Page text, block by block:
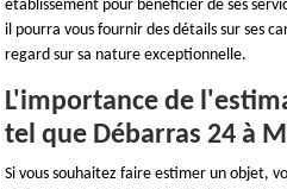
établissement pour bénéficier de ses
il pourra vous fournir des détails sur ses
regard sur sa nature exceptionnelle.
L'importance de
tel que Débarras 24 à
Si vous souhaitez faire estimer un objet,